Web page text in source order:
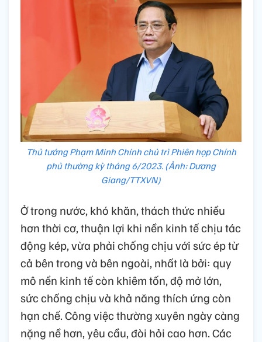
Thủ tướng Phạm Minh Chính chủ trì Phiên họp Chính
phủ thường kỳ tháng 6/2023. (Ảnh: Dương
Giang/TTXVN)
Ở trong nước, khó khăn, thách thức nhiều
hơn thời cơ, thuận lợi khi nền kinh tế chịu tác
động kép, vừa phải chống chịu với sức ép từ
cả bên trong và bên ngoài, nhất là bởi: quy
mô nền kinh tế còn khiêm tốn, độ mở lớn,
sức chống chịu và khả năng thích ứng còn
hạn chế. Công việc thường xuyên ngày càng
nặng nề hơn, yêu cầu, đòi hỏi cao hơn. Các